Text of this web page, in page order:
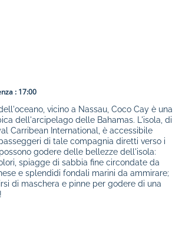
: 17:00
vicino a Nassau, Coco Cay è una
dell'arcipelago delle Bahamas. L'isola, di
Carribean International, è accessibile
di tale compagnia diretti verso i
godere delle bellezze dell'isola:
spiagge di sabbia fine circondate da
e splendidi fondali marini da ammirare;
di maschera e pinne per godere di una